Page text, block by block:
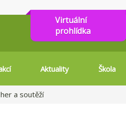
Virtuální
prohlídka
Aktuality Škola
a soutěží